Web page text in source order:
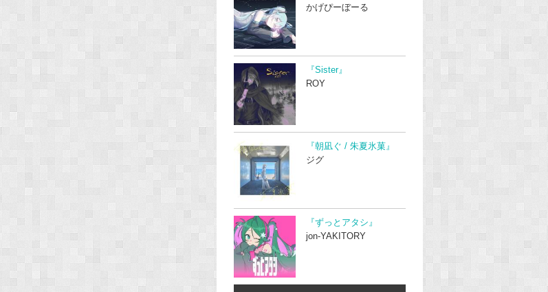
かげぴーぼーる
『Sister』
ROY
『朝凪ぐ / 朱夏氷菓』
ジグ
『ずっとアタシ』
jon-YAKITORY